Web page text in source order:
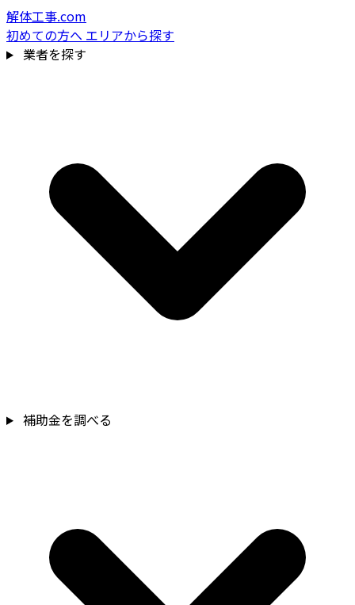
解体工事.com
初めての方へ エリアから探す
業者を探す
補助金を調べる